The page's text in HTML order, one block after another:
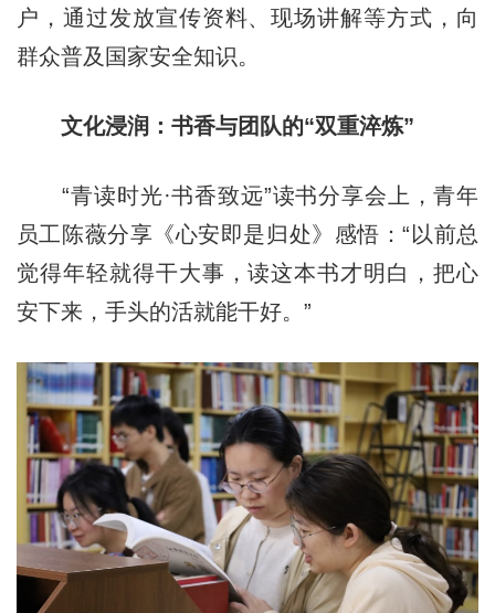
户，通过发放宣传资料、现场讲解等方式，向
群众普及国家安全知识。
文化浸润：书香与团队的“双重淬炼”
“青读时光·书香致远”读书分享会上，青年
员工陈薇分享《心安即是归处》感悟：“以前总
觉得年轻就得干大事，读这本书才明白，把心
安下来，手头的活就能干好。”